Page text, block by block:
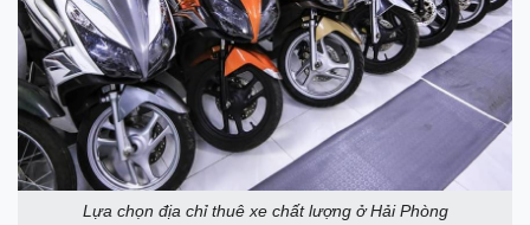
Lựa chọn địa chỉ thuê xe chất lượng ở Hải Phòng